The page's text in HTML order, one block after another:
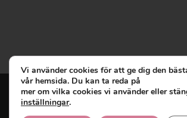
Vi använder cookies för att ge dig den
vår hemsida. Du kan ta reda på
mer om vilka cookies vi använder eller
inställningar.